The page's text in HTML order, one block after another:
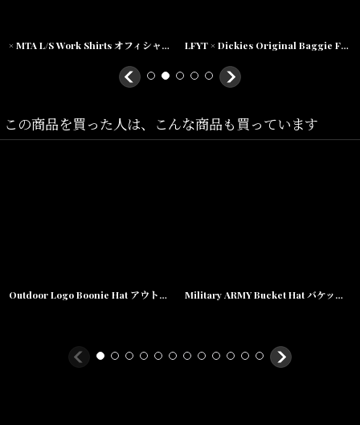
素材/
表地:ナイロン100%,
× MTA L/S Work Shirts オフィシャル メトロ 長袖 ワーク シャツ LFYT × Dickies Original Baggie Fit Pants ディッキーズ バギー フィット ワークパンツ LFYT Lafayette
この商品を買った人は、こんな商品も買っています
Outdoor Logo Boonie Hat アウトドア ロゴ ブーニー ハット バケット 帽子 Black Military ARMY Bucket Hat バケット ハット メトロ ボール ミリタリー キャップ 帽子